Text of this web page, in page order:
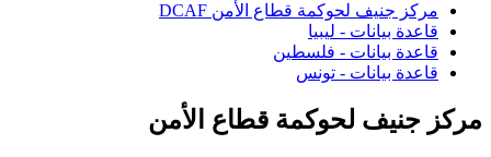
مركز جنيف لحوكمة قطاع الأمن DCAF
قاعدة بيانات - ليبيا
قاعدة بيانات - فلسطين
قاعدة بيانات - تونس
مركز جنيف لحوكمة قطاع الأمن